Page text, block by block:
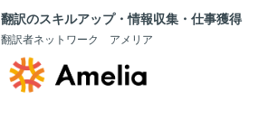
翻訳のスキルアップ・情報収集・仕事獲得
翻訳者ネットワーク アメリア